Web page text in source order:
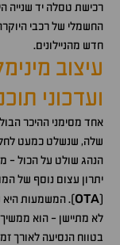
רכישת טסלה יד שנייה
החשמלי של רכבי
חדש מהניילונים.
עיצוב
ועדכוני
אחד מסימני ההיכר
שלה, שנשלט כמעט
הנהג שולט על הכול -
יתרון עצום נוסף של
(
OTA). המשמעות
לא מתיישן - הוא
בטווח הנסיעה לאורך